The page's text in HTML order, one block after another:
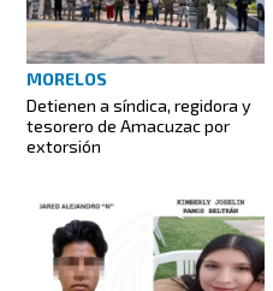
MORELOS
Detienen a síndica, regidora y
tesorero de Amacuzac por
extorsión